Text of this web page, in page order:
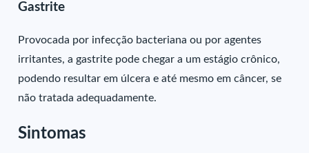
Gastrite
Provocada por infecção bacteriana ou por agentes
irritantes, a gastrite pode chegar a um estágio crônico,
podendo resultar em úlcera e até mesmo em câncer, se
não tratada adequadamente.
Sintomas